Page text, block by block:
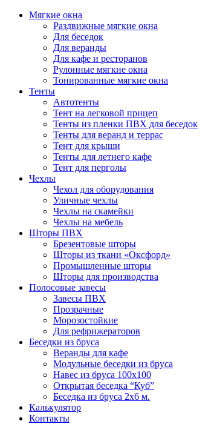
Мягкие окна
Раздвижные мягкие окна
Для беседок
Для веранды
Для кафе и ресторанов
Рулонные мягкие окна
Тонированные мягкие окна
Тенты
Автотенты
Тент на легковой прицеп
Тенты из пленки ПВХ для беседок
Тенты для веранд и террас
Тент для крыши
Тенты для летнего кафе
Тент для перголы
Чехлы
Чехол для оборудования
Уличные чехлы
Чехлы на скамейки
Чехлы на мебель
Шторы ПВХ
Брезентовые шторы
Шторы из ткани «Оксфорд»
Промышленные шторы
Шторы для производства
Полосовые завесы
Завесы ПВХ
Прозрачные
Морозостойкие
Для рефрижераторов
Беседки из бруса
Веранды для кафе
Модульные беседки из бруса
Навес из бруса 100х100
Открытая беседка “Куб”
Беседка из бруса 2х6 м.
Калькулятор
Контакты